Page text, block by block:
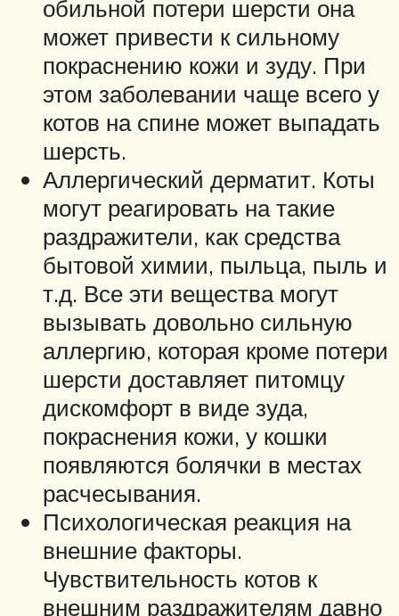
обильной потери шерсти она
может привести к сильному
покраснению кожи и зуду. При
этом заболевании чаще всего у
котов на спине может выпадать
шерсть.
Аллергический дерматит. Коты
могут реагировать на такие
раздражители, как средства
бытовой химии, пыльца, пыль и
т.д. Все эти вещества могут
вызывать довольно сильную
аллергию, которая кроме потери
шерсти доставляет питомцу
дискомфорт в виде зуда,
покраснения кожи, у кошки
появляются болячки в местах
расчесывания.
Психологическая реакция на
внешние факторы.
Чувствительность котов к
внешним раздражителям давно